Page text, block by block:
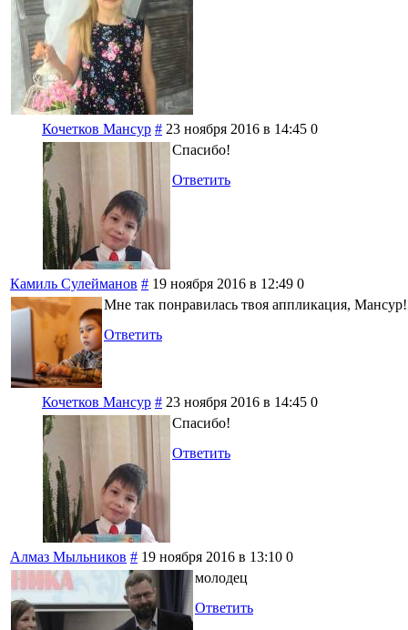
Кочетков Мансур # 23 ноября 2016 в 14:45 0
Спасибо!
Ответить
Камиль Сулейманов # 19 ноября 2016 в 12:49 0
Мне так понравилась твоя аппликация, Мансур!
Ответить
Кочетков Мансур # 23 ноября 2016 в 14:45 0
Спасибо!
Ответить
Алмаз Мыльников # 19 ноября 2016 в 13:10 0
молодец
Ответить